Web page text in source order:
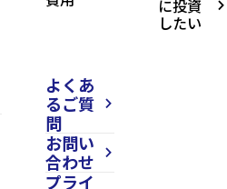
に投資
したい
arrow_forward_ios
よくあ
るご質
問
arrow_forward_ios
お問い
合わせ
arrow_forward_ios
プライ